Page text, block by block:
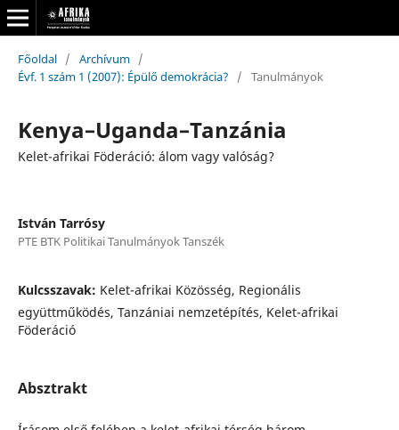
Főoldal / Archívum /
Évf. 1 szám 1 (2007): Épülő demokrácia?
/ Tanulmányok
Kenya–Uganda–Tanzánia
Kelet-afrikai Föderáció: álom vagy valóság?
István Tarrósy
PTE BTK Politikai Tanulmányok Tanszék
Kulcsszavak: Kelet-afrikai Közösség, Regionális
együttműködés, Tanzániai nemzetépítés, Kelet-afrikai
Föderáció
Absztrakt